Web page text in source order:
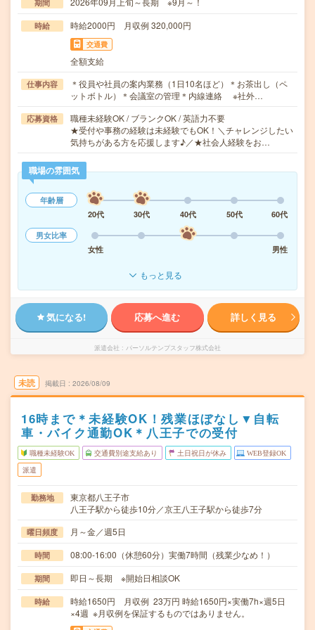
期間
時給 時給2000円 月収例 320,000円
交通費
全額支給
仕事内容
＊役員や社員の案内業務（1日10名ほど）＊お茶出し（ペ
ットボトル）＊会議室の管理＊内線連絡 ※社外…
応募資格
職種未経験OK / ブランクOK / 英語力不要
★受付や事務の経験は未経験でもOK！＼チャレンジしたい
気持ちがある方を応援します♪／★社会人経験をお…
職場の雰囲気
年齢層
20代
30代 40代 50代
60代
男女比率
女性
男性
もっと見る
気になる! 応募へ進む 詳しく見る
派遣会社 パーソルテンプスタッフ株式会社
未読 掲載日 2026/08/09
16時まで＊未経験OK！残業ほぼなし▼自転
車・バイク通勤OK＊八王子での受付
職種未経験OK 交通費別途支給あり 土日祝日が休み WEB登録OK
派遣
勤務地
東京都八王子市
八王子駅から徒歩10分／京王八王子駅から徒歩7分
曜日頻度 月～金／週5日
時間 08:00-16:00（休憩60分）実働7時間（残業少なめ！）
期間 即日～長期 ※開始日相談OK
時給
時給1650円 月収例 23万円 時給1650円×実働7h×週5日
×4週 ※月収例を保証するものではありません。